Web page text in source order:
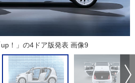
！」の4ドア版発表 画像9